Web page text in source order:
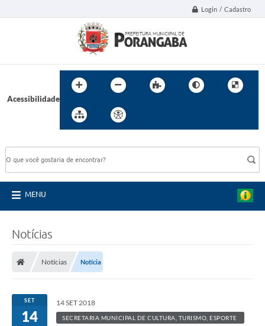
Login / Cadastro
Acessibilidade
MENU
Notícias
Notícias Notícia
SET
14
14 SET 2018
SECRETARIA MUNICIPAL DE CULTURA, TURISMO, ESPORTE